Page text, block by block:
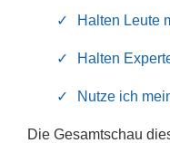
Halten Leute
Halten
Nutze ich
Die Gesamtschau